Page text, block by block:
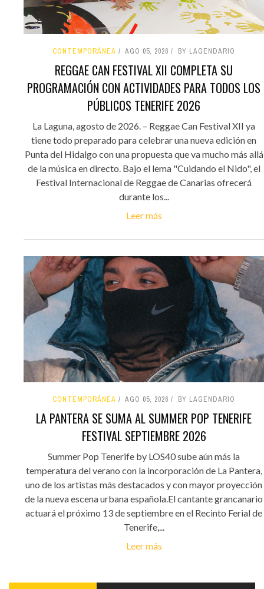
CONTEMPORÁNEA AGO 05, 2026 BY LAGENDARIO
REGGAE CAN FESTIVAL XII COMPLETA SU
PROGRAMACIÓN CON ACTIVIDADES PARA TODOS LOS
PÚBLICOS TENERIFE 2026
La Laguna, agosto de 2026. – Reggae Can Festival XII ya
tiene todo preparado para celebrar una nueva edición en
Punta del Hidalgo con una propuesta que va mucho más allá
de la música en directo. Bajo el lema "Cuidando el Nido", el
Festival Internacional de Reggae de Canarias ofrecerá
durante los...
Leer más
CONTEMPORÁNEA AGO 05, 2026 BY LAGENDARIO
LA PANTERA SE SUMA AL SUMMER POP TENERIFE
FESTIVAL SEPTIEMBRE 2026
Summer Pop Tenerife by LOS40 sube aún más la
temperatura del verano con la incorporación de La Pantera,
uno de los artistas más destacados y con mayor proyección
de la nueva escena urbana española.El cantante grancanario
actuará el próximo 13 de septiembre en el Recinto Ferial de
Tenerife,...
Leer más